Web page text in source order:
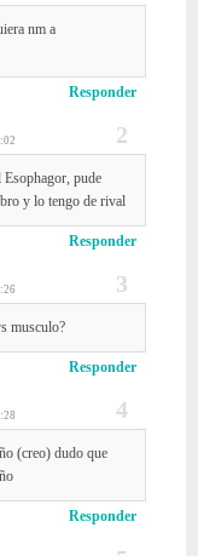
nm a
Responder
Esophagor, pude
y lo tengo de rival
Responder
musculo?
Responder
(creo) dudo que
Responder